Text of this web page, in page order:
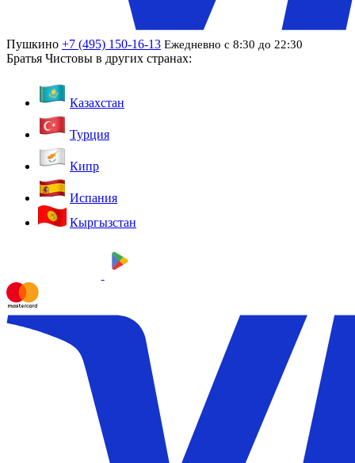
Пушкино +7 (495) 150-16-13 Ежедневно с 8:30 до 22:30
Братья Чистовы в других странах:
Казахстан
Турция
Кипр
Испания
Кыргызстан